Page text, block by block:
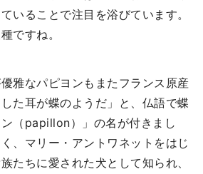
いることで注目を浴びています。
ですね。
雅なパピヨンもまたフランス原産
た耳が蝶のようだ」と、仏語で蝶
（papillon）」の名が付きまし
、マリー・アントワネットをはじ
たちに愛された犬として知られ、